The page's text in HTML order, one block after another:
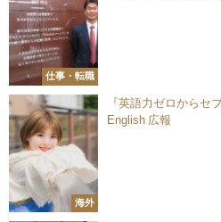
仕事・転職
海外
『英語力ゼロから
English 広報